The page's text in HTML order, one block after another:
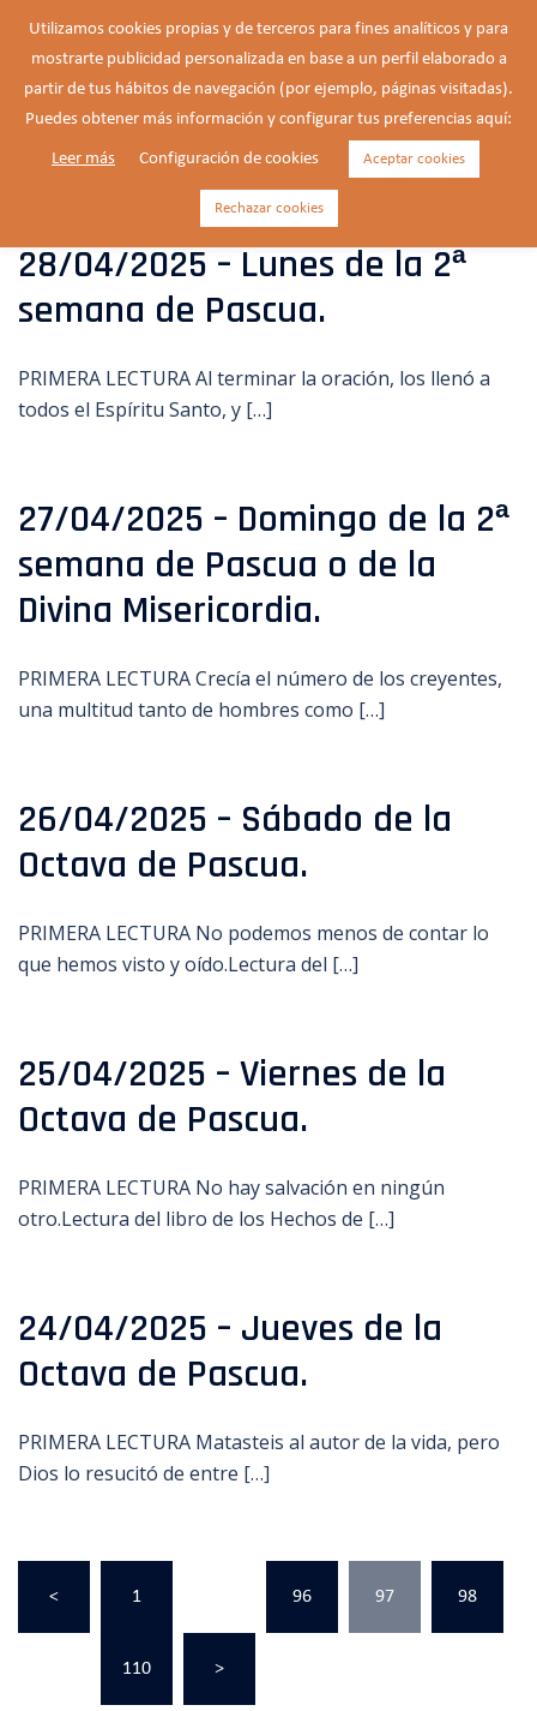
Lecturas de Misa
28/04/2025 – Lunes de la 2ª
semana de Pascua.
PRIMERA LECTURA Al terminar la oración, los llenó a
todos el Espíritu Santo, y […]
27/04/2025 – Domingo de la 2ª
semana de Pascua o de la
Divina Misericordia.
PRIMERA LECTURA Crecía el número de los creyentes,
una multitud tanto de hombres como […]
26/04/2025 – Sábado de la
Octava de Pascua.
PRIMERA LECTURA No podemos menos de contar lo
que hemos visto y oído.Lectura del […]
25/04/2025 – Viernes de la
Octava de Pascua.
PRIMERA LECTURA No hay salvación en ningún
otro.Lectura del libro de los Hechos de […]
24/04/2025 – Jueves de la
Octava de Pascua.
PRIMERA LECTURA Matasteis al autor de la vida, pero
Dios lo resucitó de entre […]
entradas
< 1 96 97 98
110 >
Utilizamos cookies propias y de terceros para fines analíticos y para
mostrarte publicidad personalizada en base a un perfil elaborado a
partir de tus hábitos de navegación (por ejemplo, páginas visitadas).
Puedes obtener más información y configurar tus preferencias aquí:
Leer más Configuración de cookies Aceptar cookies
Rechazar cookies